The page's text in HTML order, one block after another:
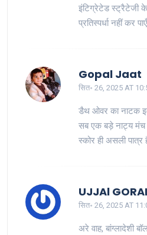
इंटिग्रेटेड स्ट्रैटेजी के
प्रतिस्पर्धा नहीं कर
Gopal Jaat
सित॰ 26, 2025 AT
डैथ ओवर का नाटक
सब एक बड़े नाट्य मंच
स्कोर ही असली पात्र
UJJAl GORAI
सित॰ 26, 2025 AT
अरे वाह, बांग्लादेशी